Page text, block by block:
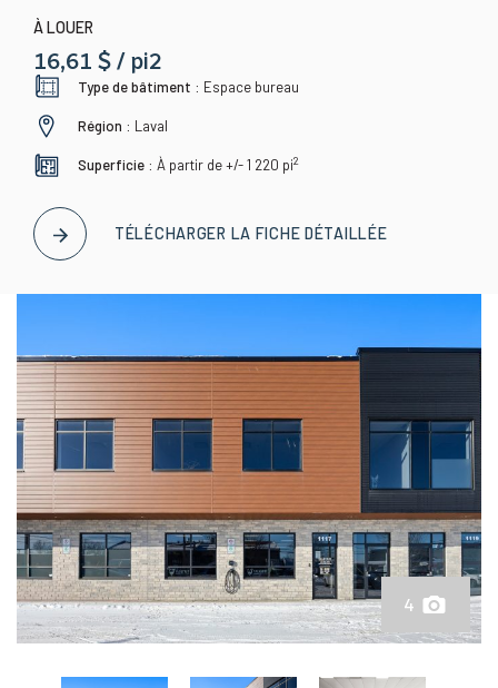
À LOUER
16,61 $ / pi2
Type de bâtiment : Espace bureau
Région : Laval
Superficie : À partir de +/- 1 220 pi2
TÉLÉCHARGER LA FICHE DÉTAILLÉE
4